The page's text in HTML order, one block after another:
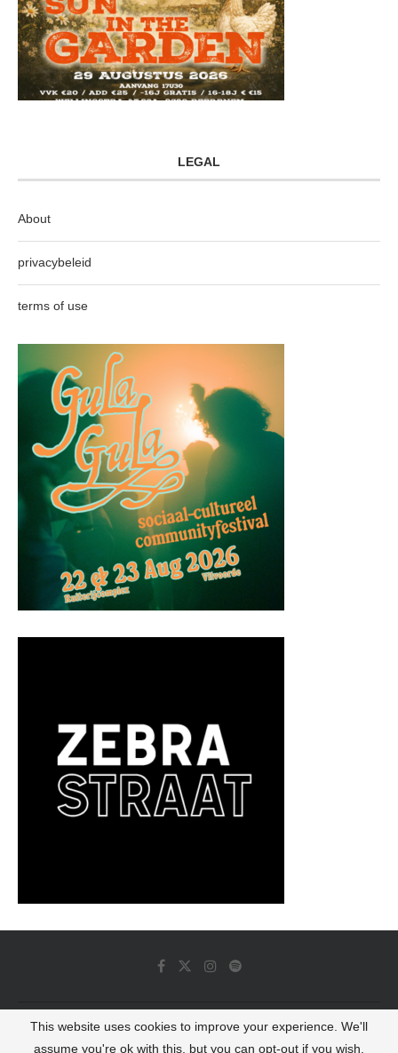
LEGAL
About
privacybeleid
terms of use
© 2022 - Luminous Dash All Rights Reserved
This website uses cookies to improve your experience. We'll
assume you're ok with this, but you can opt-out if you wish.